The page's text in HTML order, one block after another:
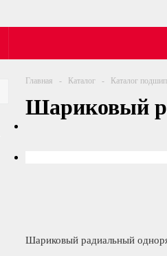
Главная - Каталог - Каталог
Шариковый
Шариковый радиальный